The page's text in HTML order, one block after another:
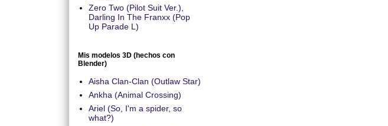
Zero Two (Pilot Suit Ver.),
Darling In The Franxx (Pop
Up Parade L)
Mis modelos 3D (hechos con
Blender)
Aisha Clan-Clan (Outlaw Star)
Ankha (Animal Crossing)
Ariel (So, I'm a spider, so
what?)